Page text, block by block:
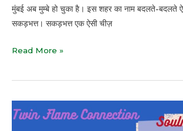
मुंबई अब मुम्बे हो चुका है। इस शहर का नाम बदलते-बदलते
सकड़भत्त। सकड़भत्त एक ऐसी चीज़
Read More »
सोल्मेट्स:
ट्विन-